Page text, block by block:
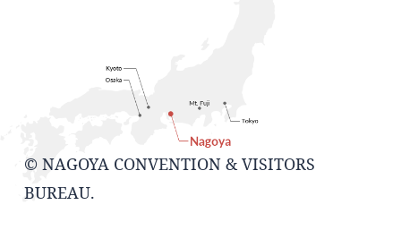
© NAGOYA CONVENTION & VISITORS
BUREAU.